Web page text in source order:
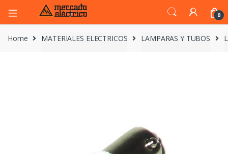
0
Home MATERIALES ELECTRICOS LAMPARAS Y TUBOS